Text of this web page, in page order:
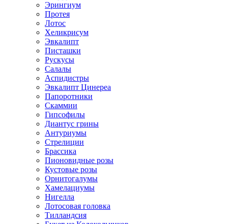
Эрингиум
Протея
Лотос
Хеликрисум
Эвкалипт
Писташки
Рускусы
Салалы
Аспидистры
Эвкалипт Цинереа
Папоротники
Скаммии
Гипсофилы
Диантус грины
Антуриумы
Стрелиции
Брассика
Пионовидные розы
Кустовые розы
Орнитогалумы
Хамелациумы
Нигелла
Лотосовая головка
Тилландсия